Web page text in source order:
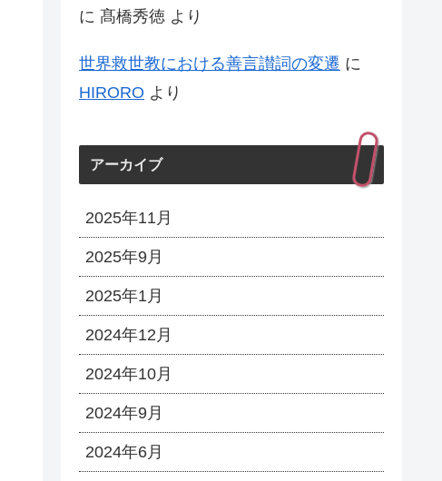
に 髙橋秀徳 より
世界救世教における善言讃詞の変遷 に
HIRORO より
アーカイブ
2025年11月
2025年9月
2025年1月
2024年12月
2024年10月
2024年9月
2024年6月